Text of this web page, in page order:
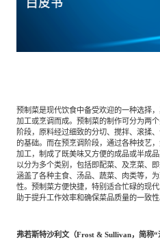
餐饮与新零售
智能家居
公共服务
科技、媒体和通信
地产与物业
企业咨询服务
公司动态
媒体服务
活动
公司介绍
中国管理团队
加入我们
中
EN
预制菜是现代饮食中备受欢迎的一种选择
加工或烹调而成。预制菜的制作可分为两
阶段，原料经过细致的分切、搅拌、滚揉
的基础。而在预烹调阶段，通过各种技艺
加工，制成了既美味又方便的成品或半成
以分为多个类别，包括即配菜、及烹菜、
涵盖了各种主食、汤品、蔬菜、肉类等，
性。预制菜方便快捷，特别适合忙碌的现
助于提升工作效率和确保菜品质量的一致性
弗若斯特沙利文（Frost & Sullivan，简称